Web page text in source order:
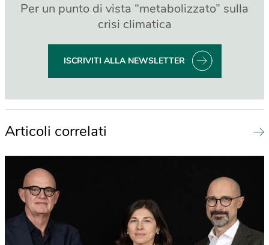
Per un punto di vista “metabolizzato” sulla
crisi climatica
ISCRIVITI ALLA NEWSLETTER
Articoli correlati